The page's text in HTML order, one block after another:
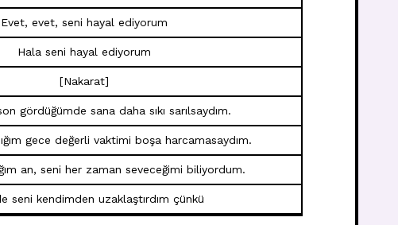
Evet, evet, seni hayal ediyorum
Hala seni hayal ediyorum
[Nakarat]
gördüğümde sana daha sıkı sarılsaydım.
gece değerli vaktimi boşa harcamasaydım.
an, seni her zaman seveceğimi biliyordum.
seni kendimden uzaklaştırdım çünkü